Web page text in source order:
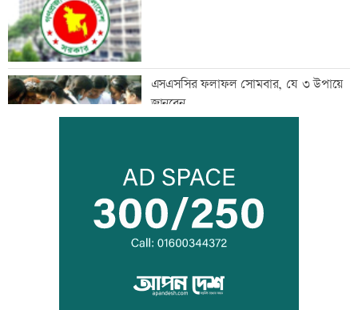
এসএসসির ফলাফল সোমবার, যে ৩ উপায়ে
জানবেন
দেশের ৬ অঞ্চলে ভারী বর্ষণের আভাস
সিন্ডিকেট ভেঙে কৃষকদের লাভ নিশ্চিত করা
হবে: আইনমন্ত্রী